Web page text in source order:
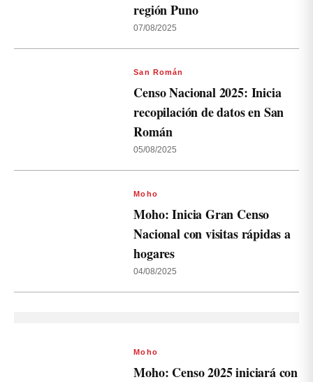
región Puno
07/08/2025
San Román
Censo Nacional 2025: Inicia
recopilación de datos en San
Román
05/08/2025
Moho
Moho: Inicia Gran Censo
Nacional con visitas rápidas a
hogares
04/08/2025
Moho
Moho: Censo 2025 iniciará con